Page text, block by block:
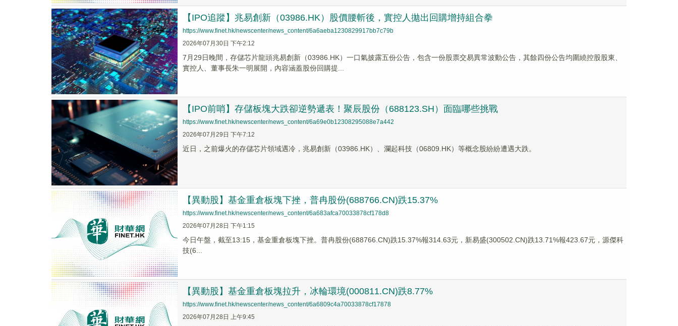
【IPO追蹤】兆易創新（03986.HK）股價腰斬後，實控人拋出回購增持組合拳
https://www.finet.hk/newscenter/news_content/6a6aeba1230829917bb7c79b
2026年07月30日 下午2:12
7月29日晚間，存儲芯片龍頭兆易創新（03986.HK）一口氣披露五份公告，包含一份股票交易異常波動公告，其餘四份公告均圍繞控股股東、
實控人、董事長朱一明展開，內容涵蓋股份回購提...
【IPO前哨】存儲板塊大跌卻逆勢遞表！聚辰股份（688123.SH）面臨哪些挑戰
https://www.finet.hk/newscenter/news_content/6a69e0b12308295088e7a442
2026年07月29日 下午7:12
近日，之前爆火的存儲芯片領域遇冷，兆易創新（03986.HK）、瀾起科技（06809.HK）等概念股紛紛遭遇大跌。
【異動股】基金重倉板塊下挫，普冉股份(688766.CN)跌15.37%
https://www.finet.hk/newscenter/news_content/6a683afca70033878cf178d8
2026年07月28日 下午1:15
今日午盤，截至13:15，基金重倉板塊下挫。普冉股份(688766.CN)跌15.37%報314.63元，新易盛(300502.CN)跌13.71%報423.67元，源傑科
技(6...
【異動股】基金重倉板塊拉升，冰輪環境(000811.CN)跌8.77%
https://www.finet.hk/newscenter/news_content/6a6809c4a70033878cf17878
2026年07月28日 上午9:45